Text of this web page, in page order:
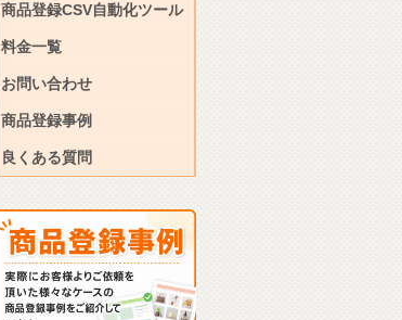
商品登録CSV自動化ツール
料金一覧
お問い合わせ
商品登録事例
良くある質問